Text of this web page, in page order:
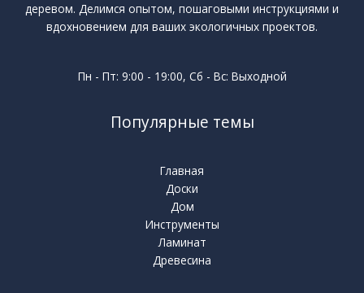
деревом. Делимся опытом, пошаговыми инструкциями и
вдохновением для ваших экологичных проектов.
Пн - Пт: 9:00 - 19:00, Сб - Вс: Выходной
Популярные темы
Главная
Доски
Дом
Инструменты
Ламинат
Древесина